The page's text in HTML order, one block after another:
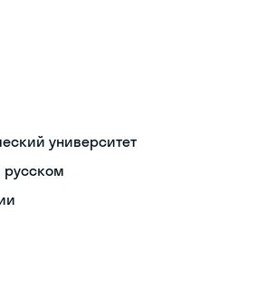
университет
русском